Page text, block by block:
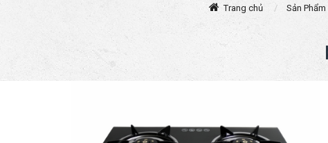
Trang chủ Sản Phẩm